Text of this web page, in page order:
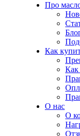
Про
Как
Как
О нас
О